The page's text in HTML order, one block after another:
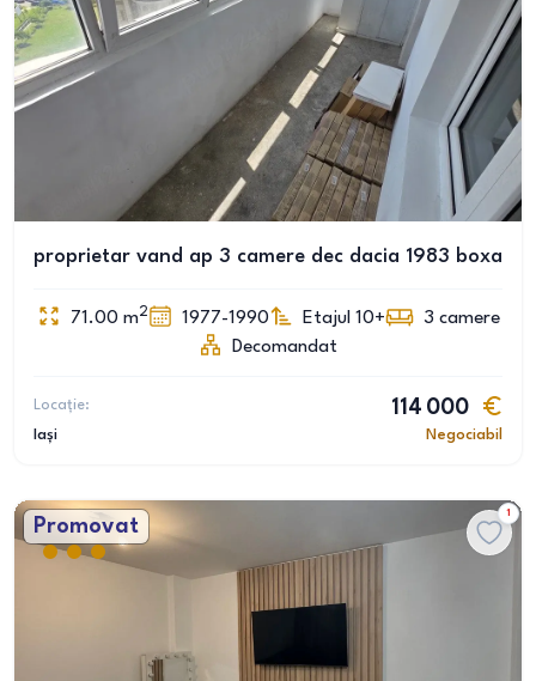
proprietar vand ap 3 camere dec dacia 1983 boxa
71.00 m2 1977-1990 Etajul 10+ 3 camere
Decomandat
Locație:
Iași
114 000
Negociabil
Promovat
1